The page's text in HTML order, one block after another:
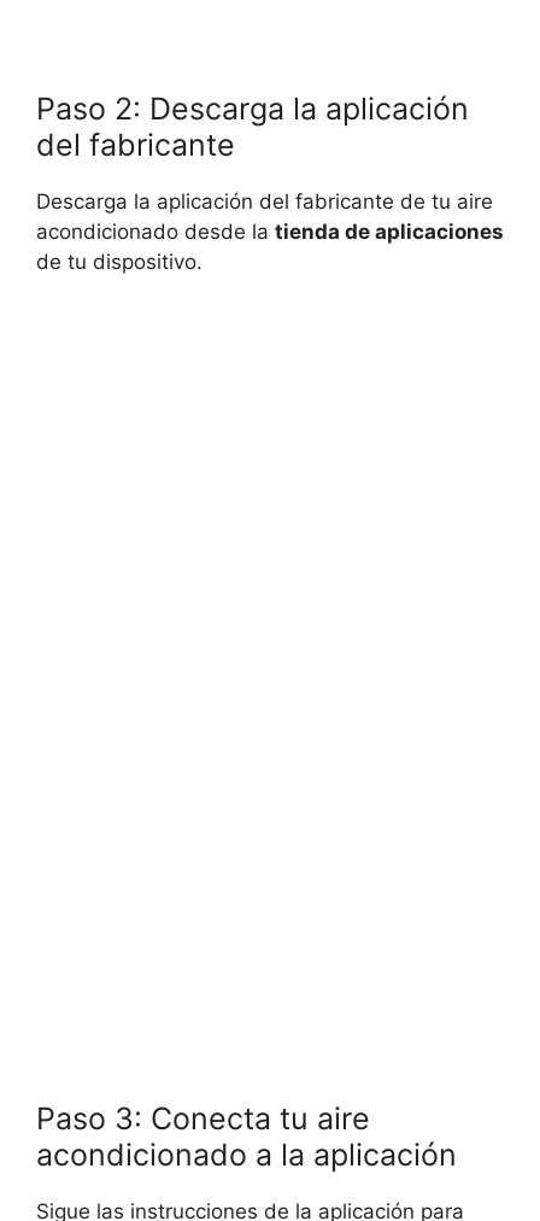
Paso 2: Descarga la aplicación
del fabricante
Descarga la aplicación del fabricante de tu aire
acondicionado desde la tienda de aplicaciones
de tu dispositivo.
Paso 3: Conecta tu aire
acondicionado a la aplicación
Sigue las instrucciones de la aplicación para